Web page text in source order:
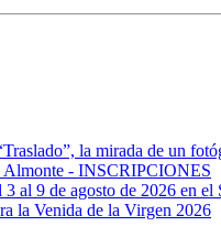
la mirada de un
Almonte - INSCRIPCIONES
3 al 9 de agosto de 2026 en
la Venida de la Virgen 2026